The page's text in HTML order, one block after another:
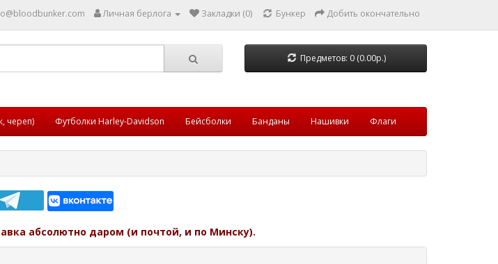
Личная берлога Закладки (0) Бункер Добить окончательно
Предметов: 0 (0.00р.)
череп) Футболки Harley-Davidson Бейсболки Банданы Нашивки Флаги
абсолютно даром (и почтой, и по Минску).